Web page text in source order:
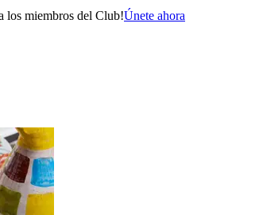
los miembros del Club!Únete ahora